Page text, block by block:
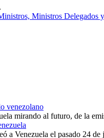
.
Ministros Delegados
venezolano
mirando al futuro, de la
a Venezuela el pasado 24